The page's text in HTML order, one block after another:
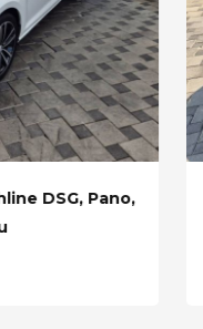
DSG, Pano,